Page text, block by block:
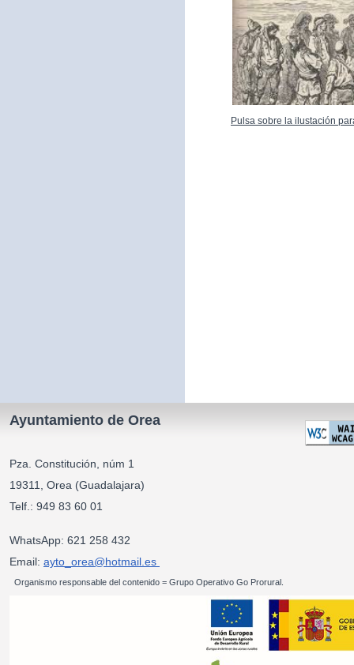
Pulsa sobre la ilustación
Ayuntamiento de Orea
Pza. Constitución, núm 1
19311, Orea (Guadalajara)
Telf.: 949 83 60 01
WhatsApp: 621 258 432
Email: ayto_orea@hotmail.es
Organismo responsable del contenido = Grupo Operativo Go Prorural.